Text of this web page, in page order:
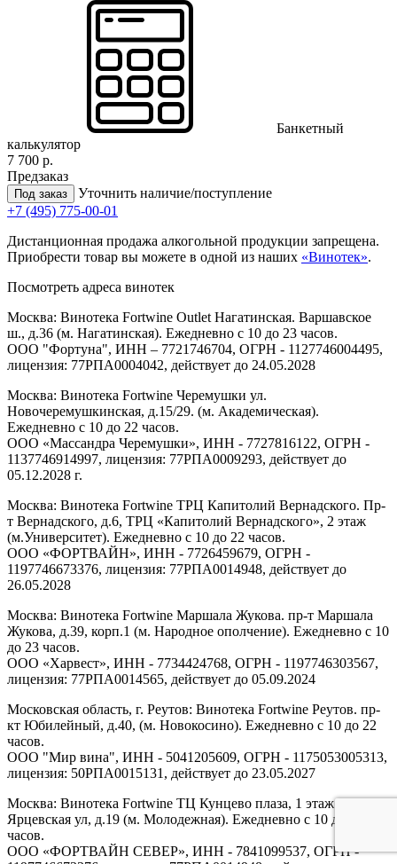
Банкетный
калькулятор
7 700 р.
Предзаказ
Под заказ
Уточнить наличие/поступление
+7 (495) 775-00-01
Дистанционная продажа алкогольной продукции запрещена.
Приобрести товар вы можете в одной из наших «Винотек».
Посмотреть адреса винотек
Москва: Винотека Fortwine Outlet Нагатинская. Варшавское
ш., д.36 (м. Нагатинская). Ежедневно с 10 до 23 часов.
ООО "Фортуна", ИНН – 7721746704, ОГРН - 1127746004495,
лицензия: 77РПА0004042, действует до 24.05.2028
Москва: Винотека Fortwine Черемушки ул.
Новочеремушкинская, д.15/29. (м. Академическая).
Ежедневно с 10 до 22 часов.
ООО «Массандра Черемушки», ИНН - 7727816122, ОГРН -
1137746914997, лицензия: 77РПА0009293, действует до
05.12.2028 г.
Москва: Винотека Fortwine ТРЦ Капитолий Вернадского. Пр-
т Вернадского, д.6, ТРЦ «Капитолий Вернадского», 2 этаж
(м.Университет). Ежедневно с 10 до 22 часов.
ООО «ФОРТВАЙН», ИНН - 7726459679, ОГРН -
1197746673376, лицензия: 77РПА0014948, действует до
26.05.2028
Москва: Винотека Fortwine Маршала Жукова. пр-т Маршала
Жукова, д.39, корп.1 (м. Народное ополчение). Ежедневно с 10
до 23 часов.
ООО «Харвест», ИНН - 7734424768, ОГРН - 1197746303567,
лицензия: 77РПА0014565, действует до 05.09.2024
Московская область, г. Реутов: Винотека Fortwine Реутов. пр-
кт Юбилейный, д.40, (м. Новокосино). Ежедневно с 10 до 22
часов.
ООО "Мир вина", ИНН - 5041205609, ОГРН - 1175053005313,
лицензия: 50РПА0015131, действует до 23.05.2027
Москва: Винотека Fortwine ТЦ Кунцево плаза, 1 этаж.
Ярцевская ул, д.19 (м. Молодежная). Ежедневно с 10 до 22
часов.
ООО «ФОРТВАЙН СЕВЕР», ИНН - 7841099537, ОГРН -